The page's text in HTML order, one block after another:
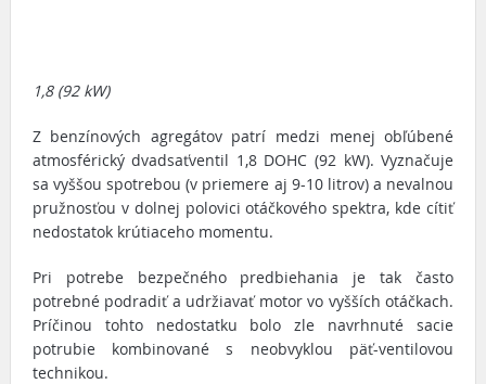
1,8 (92 kW)
Z benzínových agregátov patrí medzi menej obľúbené
atmosférický dvadsaťventil 1,8 DOHC (92 kW). Vyznačuje
sa vyššou spotrebou (v priemere aj 9-10 litrov) a nevalnou
pružnosťou v dolnej polovici otáčkového spektra, kde cítiť
nedostatok krútiaceho momentu.
Pri potrebe bezpečného predbiehania je tak často
potrebné podradiť a udržiavať motor vo vyšších otáčkach.
Príčinou tohto nedostatku bolo zle navrhnuté sacie
potrubie kombinované s neobvyklou päť-ventilovou
technikou.